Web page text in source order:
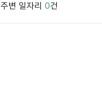
주변 일자리 0건